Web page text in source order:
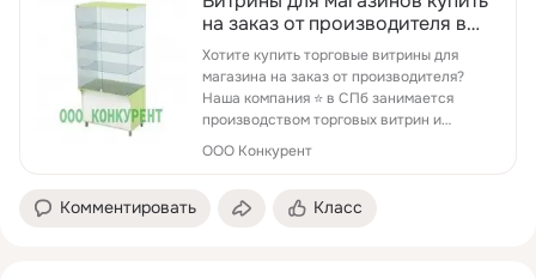
на заказ от производителя в
СПб ✅️
Хотите купить торговые витрины для
магазина на заказ от производителя?
Наша компания ⭐ в СПб занимается
производством торговых витрин и
предлагает клиентам широкий
ассортимент витрин по низ...
ООО Конкурент
Комментировать Класс